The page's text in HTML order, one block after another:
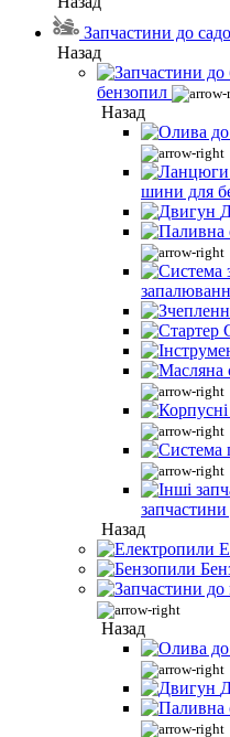
Запчастини до
Назад
бензопил
Назад
шини для
Назад
Назад